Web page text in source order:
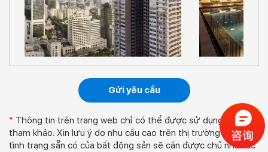
Gửi yêu cầu
* Thông tin trên trang web chỉ có thể được sử dụng để
tham khảo. Xin lưu ý do nhu cầu cao trên thị trường nhà ở,
tình trạng sẵn có của bất động sản sẽ cần được chủ nhà xác